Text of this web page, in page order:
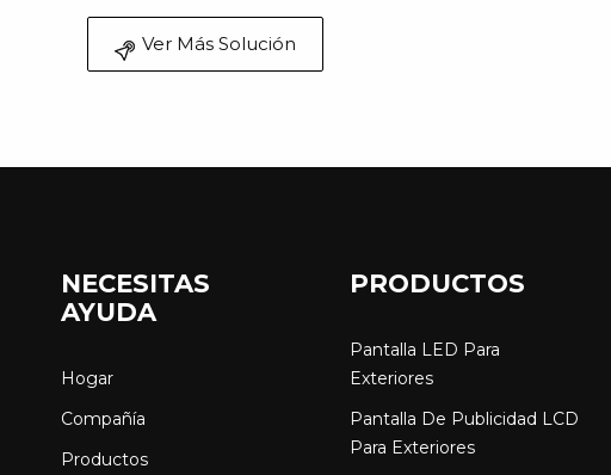
Ver Más Solución
NECESITAS
AYUDA
Hogar
Compañía
Productos
PRODUCTOS
Pantalla LED Para
Exteriores
Pantalla De Publicidad LCD
Para Exteriores